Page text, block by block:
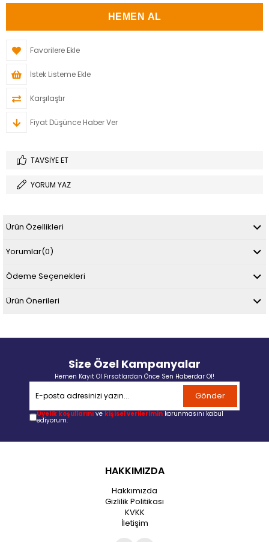
Favorilere Ekle
İstek Listeme Ekle
Karşılaştır
Fiyat Düşünce Haber Ver
TAVSIYE ET
YORUM YAZ
Ürün Özellikleri
Yorumlar(0)
Ödeme Seçenekleri
Ürün Önerileri
Size Özel Kampanyalar
Hemen Kayıt Ol Fırsatlardan Önce Sen Haberdar Ol!
Gönder
Üyelik koşullarını ve kişisel verilerimin korunmasını kabul
ediyorum.
HAKKIMIZDA
Hakkımızda
Gizlilik Politikası
KVKK
İletişim